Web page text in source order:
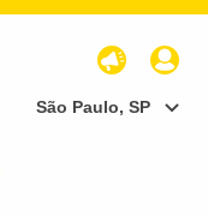
São Paulo, SP